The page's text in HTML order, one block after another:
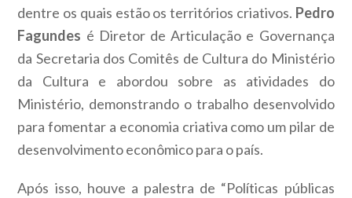
dentre os quais estão os territórios criativos. Pedro
Fagundes é Diretor de Articulação e Governança
da Secretaria dos Comitês de Cultura do Ministério
da Cultura e abordou sobre as atividades do
Ministério, demonstrando o trabalho desenvolvido
para fomentar a economia criativa como um pilar de
desenvolvimento econômico para o país.
Após isso, houve a palestra de “Políticas públicas